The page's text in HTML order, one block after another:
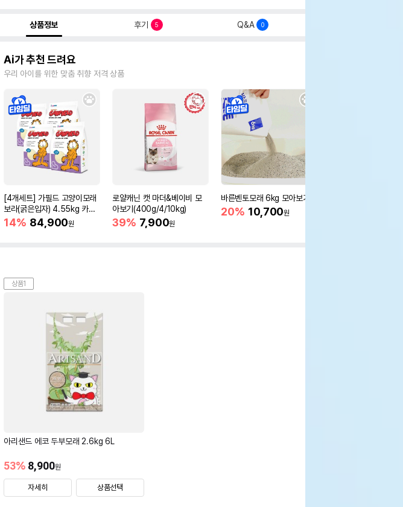
상품정보 후기 5 Q&A 0
Ai가 추천 드려요
우리 아이를 위한 맞춤 취향 저격 상품
[4개세트] 가필드 고양이모래
보라(굵은입자) 4.55kg 카사
바모래
14% 84,900원
로얄캐닌 캣 마더&베이비 모
아보기(400g/4/10kg)
39% 7,900원
바른벤토모래 6kg 모아보기
20% 10,700원
상품1
아리샌드 에코 두부모래 2.6kg 6L
8,900원
53%
자세히 상품선택